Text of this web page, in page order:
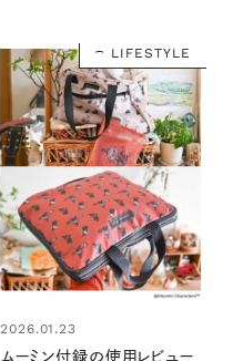
LIFESTYLE
2026.01.23
ムーミン付録の使用レビュー